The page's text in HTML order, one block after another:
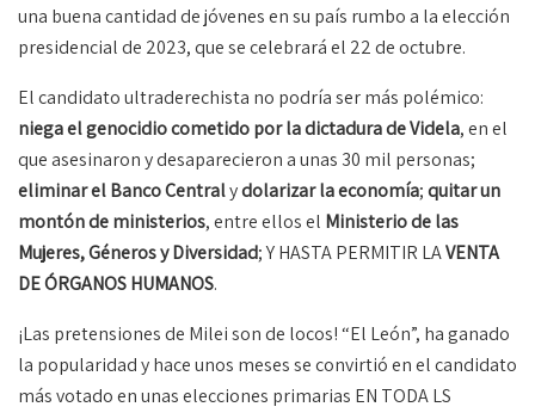
una buena cantidad de jóvenes en su país rumbo a la elección
presidencial de 2023, que se celebrará el 22 de octubre.
El candidato ultraderechista no podría ser más polémico:
niega el genocidio cometido por la dictadura de Videla, en el
que asesinaron y desaparecieron a unas 30 mil personas;
eliminar el Banco Centralydolarizar la economía;quitar un
montón de ministerios, entre ellos el Ministerio de las
Mujeres, Géneros y Diversidad; Y HASTA PERMITIR LAVENTA
DE ÓRGANOS HUMANOS.
¡Las pretensiones de Milei son de locos! “El León”, ha ganado
la popularidad y hace unos meses se convirtió en el candidato
más votado en unas elecciones primarias EN TODA LS